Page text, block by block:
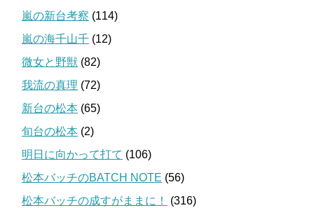
嵐の新台考察 (114)
嵐の海千山千 (12)
微女と野獣 (82)
我流の真理 (72)
新台の松本 (65)
旬台の松本 (2)
明日に向かって打て (106)
松本バッチのBATCH NOTE (56)
松本バッチの成すがままに！
(316)